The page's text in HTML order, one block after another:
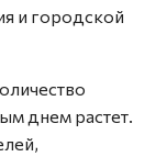
и городской
днем растет.